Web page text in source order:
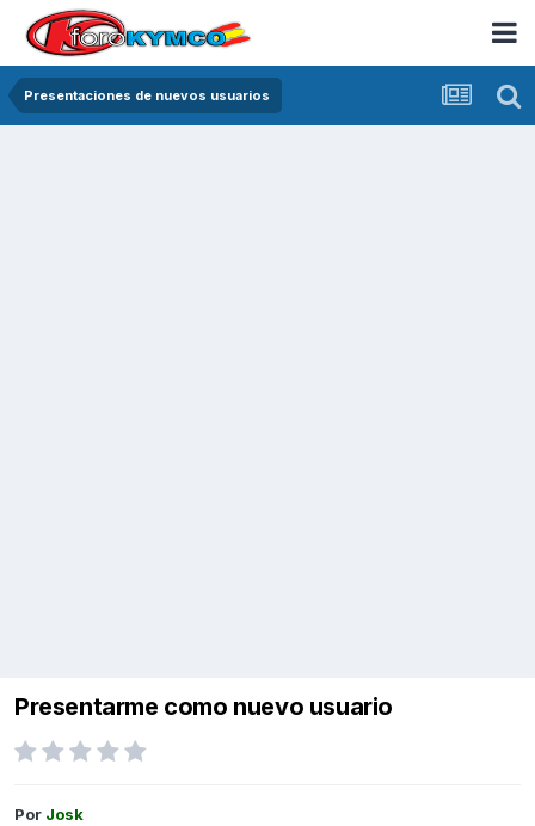
Presentaciones de nuevos usuarios
Presentarme como nuevo usuario
Por Josk